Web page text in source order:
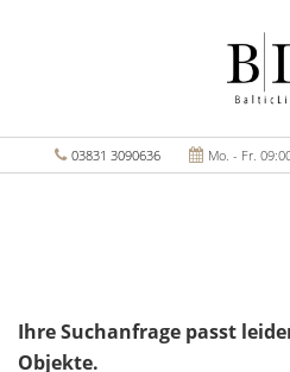
03831 3090636 Mo. - Fr.
Ihre Suchanfrage passt
Objekte.